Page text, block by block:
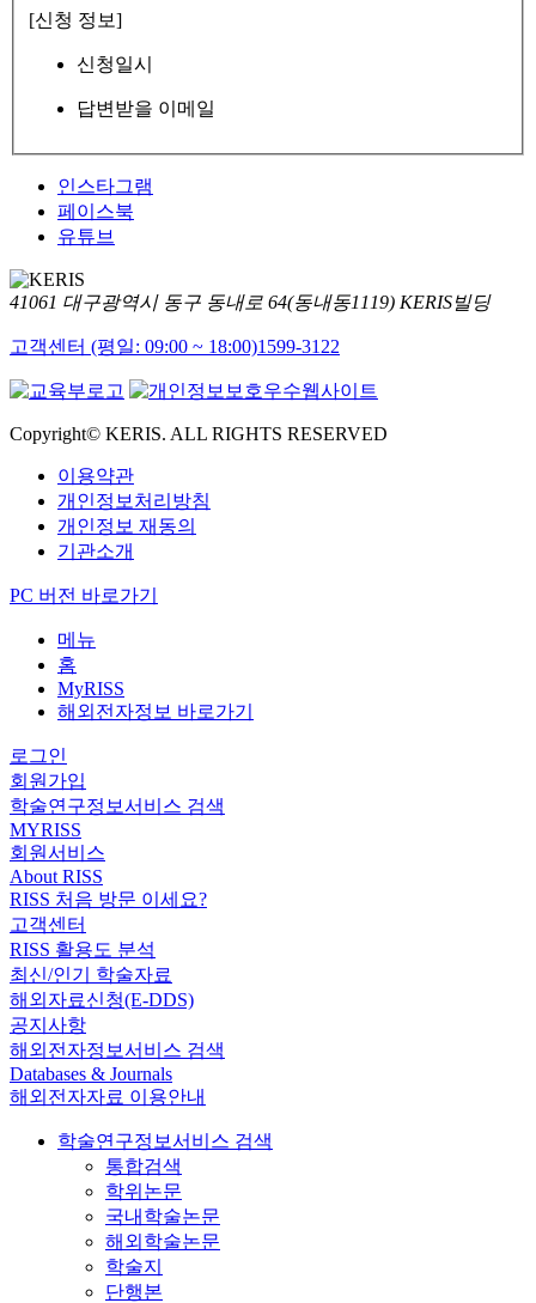
[신청 정보]
신청일시
답변받을 이메일
인스타그램
페이스북
유튜브
41061 대구광역시 동구 동내로 64(동내동1119) KERIS빌딩
고객센터 (평일: 09:00 ~ 18:00)1599-3122
Copyright© KERIS. ALL RIGHTS RESERVED
이용약관
개인정보처리방침
개인정보 재동의
기관소개
PC 버전 바로가기
메뉴
홈
MyRISS
해외전자정보 바로가기
로그인
회원가입
학술연구정보서비스 검색
MYRISS
회원서비스
About RISS
RISS 처음 방문 이세요?
고객센터
RISS 활용도 분석
최신/인기 학술자료
해외자료신청(E-DDS)
공지사항
해외전자정보서비스 검색
Databases & Journals
해외전자자료 이용안내
학술연구정보서비스 검색
통합검색
학위논문
국내학술논문
해외학술논문
학술지
단행본